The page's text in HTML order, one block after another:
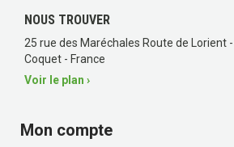
NOUS TROUVER
25 rue des Maréchales Route de Lorient
Coquet - France
Voir le plan ›
Mon compte